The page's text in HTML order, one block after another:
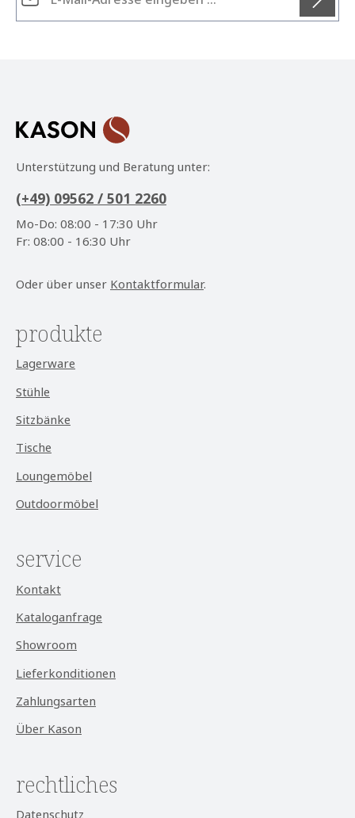
Unterstützung und Beratung unter:
(+49) 09562 / 501 2260
Mo-Do: 08:00 - 17:30 Uhr
Fr: 08:00 - 16:30 Uhr
Oder über unser Kontaktformular.
produkte
Lagerware
Stühle
Sitzbänke
Tische
Loungemöbel
Outdoormöbel
service
Kontakt
Kataloganfrage
Showroom
Lieferkonditionen
Zahlungsarten
Über Kason
rechtliches
Datenschutz